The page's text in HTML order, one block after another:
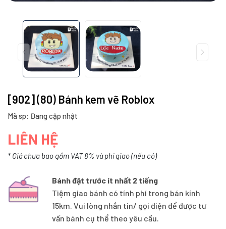
[902] (80) Bánh kem vẽ Roblox
Mã sp: Đang cập nhật
LIÊN HỆ
* Giá chưa bao gồm VAT 8% và phí giao (nếu có)
Bánh đặt trước ít nhất 2 tiếng
Tiệm giao bánh có tính phí trong bán kính
15km. Vui lòng nhắn tin/ gọi điện để được tư
vấn bánh cụ thể theo yêu cầu.